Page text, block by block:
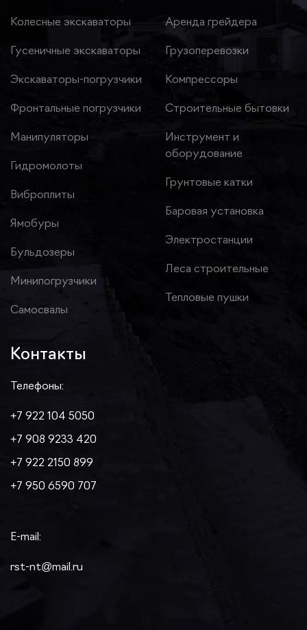
Колесные экскаваторы
Гусеничные экскаваторы
Экскаваторы-погрузчики
Фронтальные погрузчики
Манипуляторы
Гидромолоты
Виброплиты
Ямобуры
Бульдозеры
Минипогрузчики
Самосвалы
Аренда грейдера
Грузоперевозки
Компрессоры
Строительные бытовки
Инструмент и
оборудование
Грунтовые катки
Баровая установка
Электростанции
Леса строительные
Тепловые пушки
Контакты
Телефоны:
+7 922 104 5050
+7 908 9233 420
+7 922 2150 899
+7 950 6590 707
E-mail:
rst-nt@mail.ru